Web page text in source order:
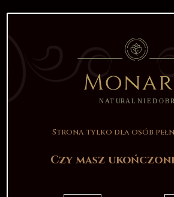
Strona tylko dla osób
Czy masz